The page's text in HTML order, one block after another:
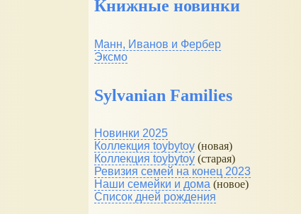
Книжные новинки
Манн, Иванов и Фербер
Эксмо
Sylvanian Families
Новинки 2025
Коллекция toybytoy (новая)
Коллекция toybytoy (старая)
Ревизия семей на конец 2023
Наши семейки и дома (новое)
Список дней рождения